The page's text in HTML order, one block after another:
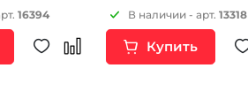
16394
Х2 2шт
В наличии - арт. 13318
Купить